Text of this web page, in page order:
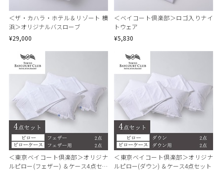
＜ザ・カハラ・ホテル＆リゾート 横
浜＞オリジナルバスローブ
¥29,000
＜ベイコート倶楽部＞ロゴ入りナイ
トウェア
¥5,830
＜東京ベイコート倶楽部＞オリジナ
ルピロー(フェザー) ＆ケース4点セッ
＜東京ベイコート倶楽部＞オリジナ
ルピロー(ダウン) ＆ケース4点セット